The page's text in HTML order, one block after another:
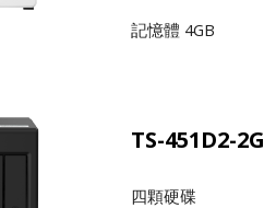
記憶體 4GB
TS-451D2-2G
四顆硬碟